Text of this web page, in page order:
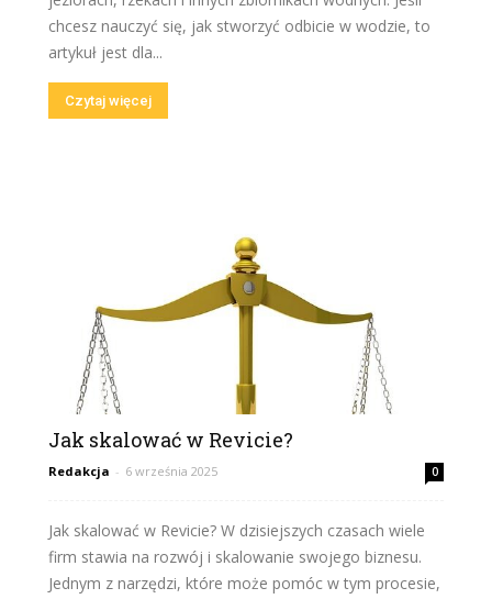
chcesz nauczyć się, jak stworzyć odbicie w wodzie, to
artykuł jest dla...
Czytaj więcej
Jak skalować w Revicie?
Redakcja - 6 września 2025 0
Jak skalować w Revicie? W dzisiejszych czasach wiele
firm stawia na rozwój i skalowanie swojego biznesu.
Jednym z narzędzi, które może pomóc w tym procesie,